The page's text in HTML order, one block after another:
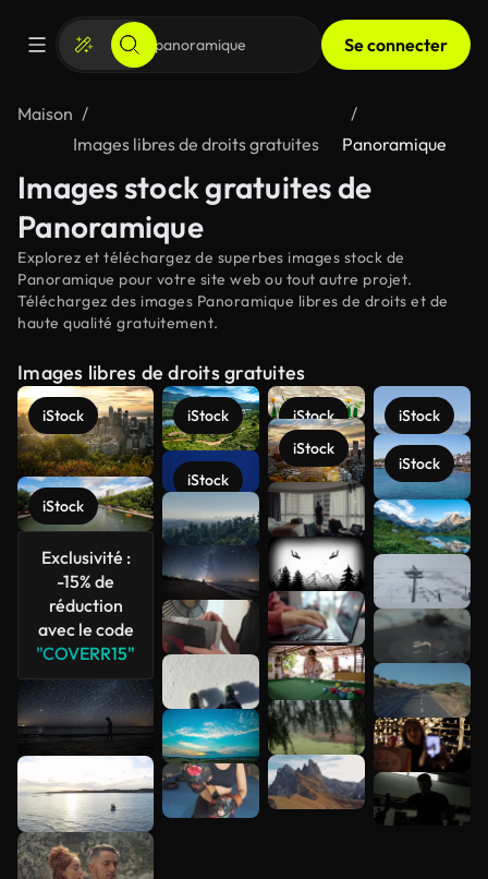
Se connecter
Maison
Images libres de droits gratuites
Panoramique
Images stock gratuites de
Panoramique
Explorez et téléchargez de superbes images stock de
Panoramique pour votre site web ou tout autre projet.
Téléchargez des images Panoramique libres de droits et de
haute qualité gratuitement.
Images libres de droits gratuites
iStock
iStock
Exclusivité :
-15% de
réduction
avec le code
"COVERR15"
iStock
iStock
iStock
iStock
iStock
iStock
Voir plus